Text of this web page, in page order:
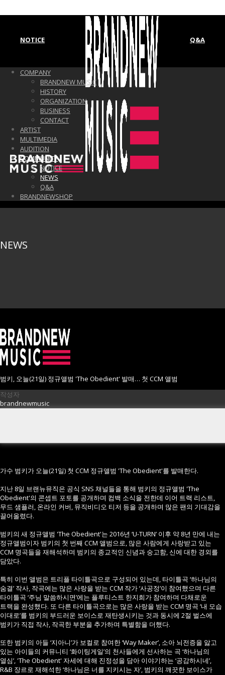
COMPANY
BRANDNEW MUSIC
HISTORY
ORGANIZATION
BUSINESS
CONTACT
ARTIST
MULTIMEDIA
AUDITION
COMMUNITY
NOTICE
NEWS
Q&A
BRANDNEWSHOP
NEWS
NOTICE Q&A
범키, 오늘(21일) 정규앨범 'The Obedient' 발매… 첫 CCM 앨범
작성자
brandnewmusic
가수 범키가 오늘(21일) 첫 CCM 정규앨범 'The Obedient'를 발매한다.
지난 8일 브랜뉴뮤직은 공식 SNS 채널들을 통해 범키의 정규앨범 'The
Obedient'의 콘셉트 포토를 공개하며 컴백 소식을 전한데 이어 트랙 리스트,
무드 샘플러, 온라인 커버, 뮤직비디오 티저 등을 공개하며 많은 팬의 기대감을
끌어올렸다.
범키의 새 정규앨범 'The Obedient'는 2016년 ‘U-TURN’ 이후 약 8년 만에 내는
정규앨범이자 범키의 첫 번째 CCM 앨범으로, 많은 사람에게 사랑받고 있는
CCM 명곡들을 재해석하며 범키의 종교적인 신념과 숭고함, 신에 대한 경외를
담았다.
특히 이번 앨범은 트리플 타이틀곡으로 구성되어 있는데, 타이틀곡 ‘하나님의
숨결’ 작사, 작곡에는 많은 사랑을 받는 CCM 작가 ‘사공정’이 참여했으며 다른
타이틀곡 ‘주님 말씀하시면’에는 플루티스트 한지희가 참여하며 다채로운
트랙을 완성했다. 또 다른 타이틀곡으로는 많은 사랑을 받는 CCM 명곡 ‘내 모습
이대로’를 범키의 부드러운 보이스로 재탄생시키는 것과 동시에 2절 벌스에
범키가 직접 작사, 작곡한 부분을 추가하며 특별함을 더했다.
또한 범키의 아들 ‘지아니’가 보컬로 참여한 ‘Way Maker’, 소아 뇌전증을 앓고
있는 아이들의 커뮤니티 ‘화이팅게일’의 천사들에게 선사하는 곡 ‘하나님의
열심’, 'The Obedient' 자세에 대해 진정성을 담아 이야기하는 ‘공감하시네’,
R&B 장르로 재해석한 ‘하나님은 너를 지키시는 자’, 범키의 깨끗한 보이스가